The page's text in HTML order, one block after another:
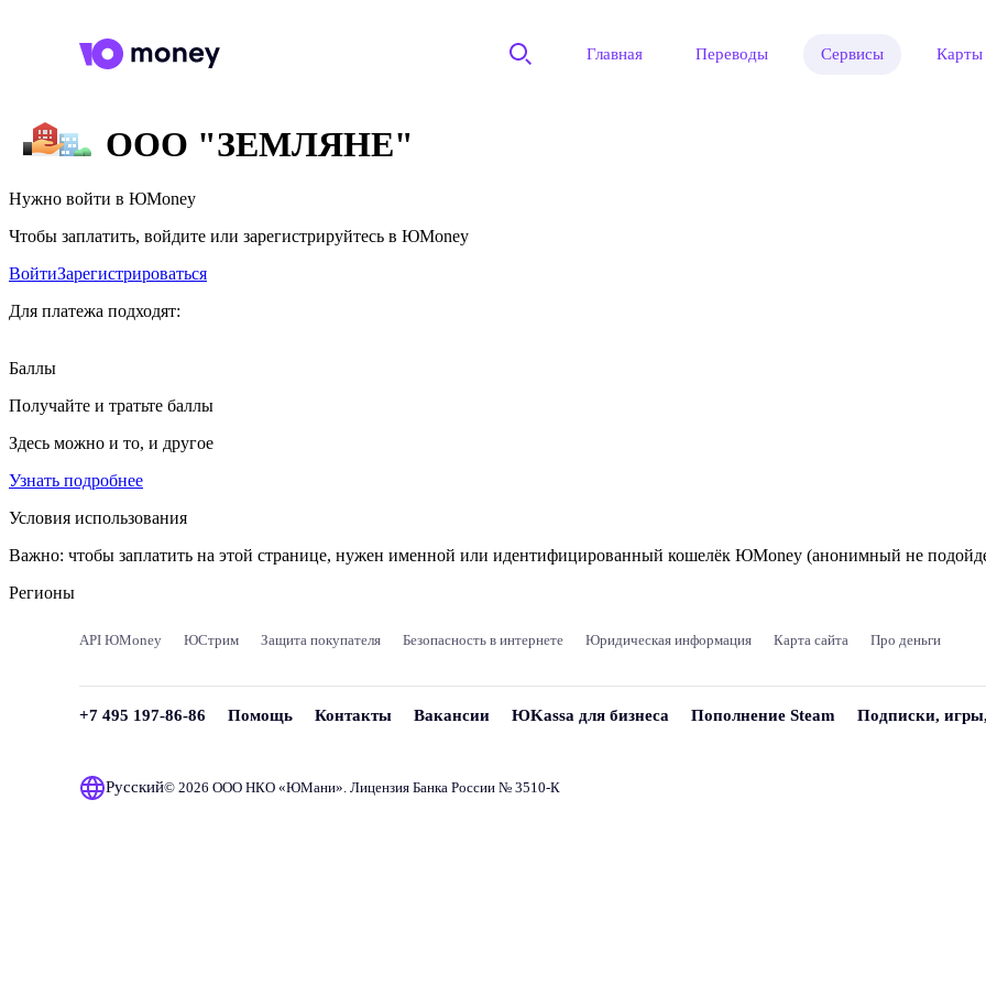
Главная Переводы Сервисы Карты
ООО "ЗЕМЛЯНЕ"
Нужно войти в ЮMoney
Чтобы заплатить, войдите или зарегистрируйтесь в ЮMoney
ВойтиЗарегистрироваться
Для платежа подходят:
Баллы
Получайте и тратьте баллы
Здесь можно и то, и другое
Узнать подробнее
Условия использования
Важно: чтобы заплатить на этой странице, нужен именной или идентифицированный кошелёк ЮMoney (анонимный не
Регионы
API ЮMoney ЮСтрим Защита покупателя Безопасность в интернете Юридическая информация Карта сайта Про деньги
+7 495 197-86-86 Помощь Контакты Вакансии ЮKassa для бизнеса Пополнение Steam Подписки,
Русский© 2026 ООО НКО «ЮМани». Лицензия Банка России № 3510‑К